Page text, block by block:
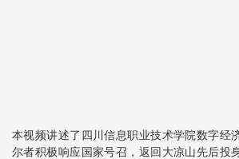
本视频讲述了四川信息职业技术学院数字经
尔者积极响应国家号召，返回大凉山先后投